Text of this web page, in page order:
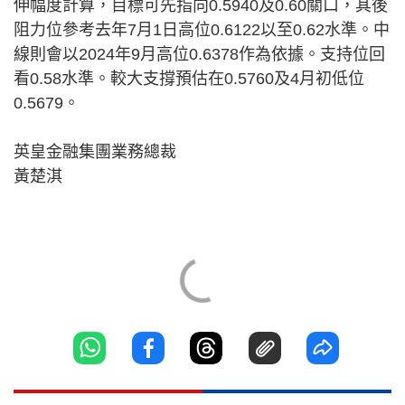
伸幅度計算，目標可先指向0.5940及0.60關口，其後
阻力位參考去年7月1日高位0.6122以至0.62水準。中
線則會以2024年9月高位0.6378作為依據。支持位回
看0.58水準。較大支撐預估在0.5760及4月初低位
0.5679。
英皇金融集團業務總裁
黃楚淇